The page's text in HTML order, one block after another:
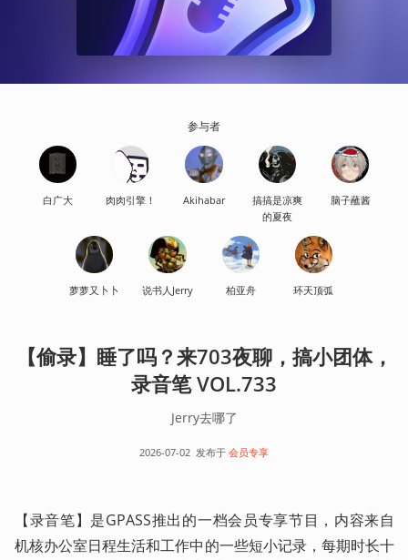
参与者
白广大 肉肉引擎！ Akihabar
搞搞是凉爽
的夏夜
脑子蘸酱
萝萝又卜卜 说书人Jerry 柏亚舟 环天顶弧
【偷录】睡了吗？来703夜聊，搞小团体，
录音笔 VOL.733
Jerry去哪了
2026-07-02 发布于 会员专享
【录音笔】是GPASS推出的一档会员专享节目，内容来自
机核办公室日程生活和工作中的一些短小记录，每期时长十